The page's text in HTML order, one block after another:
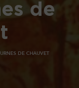
de
DE CHAUVET